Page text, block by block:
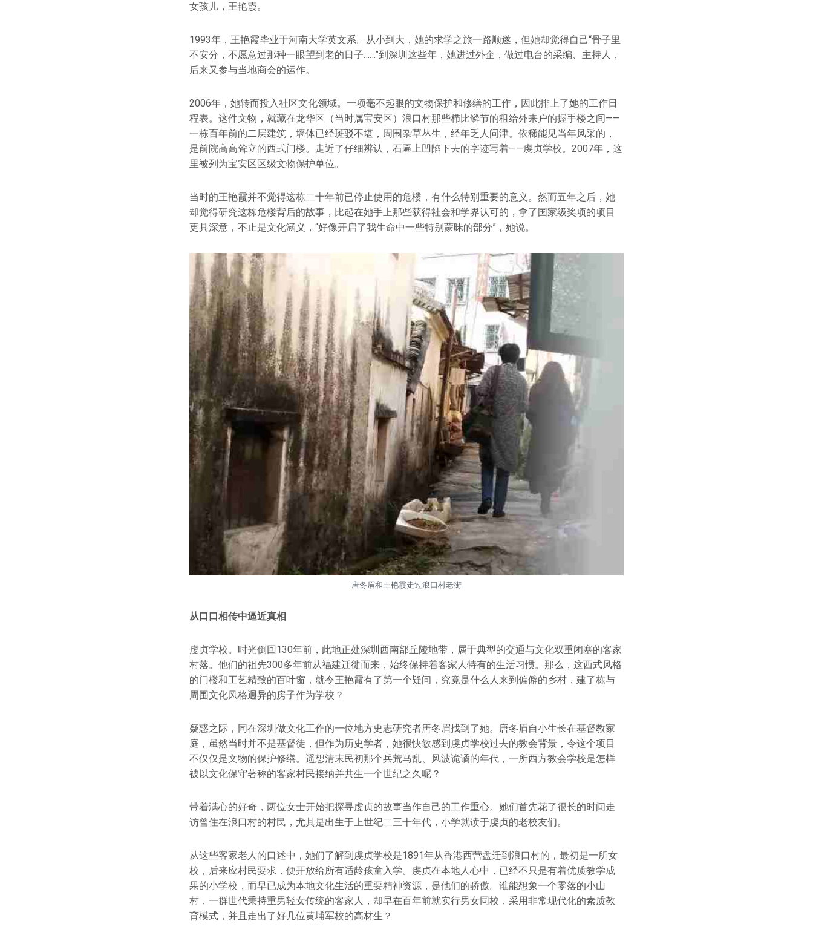
女孩儿，王艳霞。
1993年，王艳霞毕业于河南大学英文系。从小到大，她的求学之旅一路顺遂，但她却觉得自己“骨子里
不安分，不愿意过那种一眼望到老的日子……”到深圳这些年，她进过外企，做过电台的采编、主持人，
后来又参与当地商会的运作。
2006年，她转而投入社区文化领域。一项毫不起眼的文物保护和修缮的工作，因此排上了她的工作日
程表。这件文物，就藏在龙华区（当时属宝安区）浪口村那些栉比鳞节的租给外来户的握手楼之间——
一栋百年前的二层建筑，墙体已经斑驳不堪，周围杂草丛生，经年乏人问津。依稀能见当年风采的，
是前院高高耸立的西式门楼。走近了仔细辨认，石匾上凹陷下去的字迹写着——虔贞学校。2007年，这
里被列为宝安区区级文物保护单位。
当时的王艳霞并不觉得这栋二十年前已停止使用的危楼，有什么特别重要的意义。然而五年之后，她
却觉得研究这栋危楼背后的故事，比起在她手上那些获得社会和学界认可的，拿了国家级奖项的项目
更具深意，不止是文化涵义，“好像开启了我生命中一些特别蒙昧的部分”，她说。
唐冬眉和王艳霞走过浪口村老街
从口口相传中逼近真相
虔贞学校。时光倒回130年前，此地正处深圳西南部丘陵地带，属于典型的交通与文化双重闭塞的客家
村落。他们的祖先300多年前从福建迁徙而来，始终保持着客家人特有的生活习惯。那么，这西式风格
的门楼和工艺精致的百叶窗，就令王艳霞有了第一个疑问，究竟是什么人来到偏僻的乡村，建了栋与
周围文化风格迥异的房子作为学校？
疑惑之际，同在深圳做文化工作的一位地方史志研究者唐冬眉找到了她。唐冬眉自小生长在基督教家
庭，虽然当时并不是基督徒，但作为历史学者，她很快敏感到虔贞学校过去的教会背景，令这个项目
不仅仅是文物的保护修缮。遥想清末民初那个兵荒马乱、风波诡谲的年代，一所西方教会学校是怎样
被以文化保守著称的客家村民接纳并共生一个世纪之久呢？
带着满心的好奇，两位女士开始把探寻虔贞的故事当作自己的工作重心。她们首先花了很长的时间走
访曾住在浪口村的村民，尤其是出生于上世纪二三十年代，小学就读于虔贞的老校友们。
从这些客家老人的口述中，她们了解到虔贞学校是1891年从香港西营盘迁到浪口村的，最初是一所女
校，后来应村民要求，便开放给所有适龄孩童入学。虔贞在本地人心中，已经不只是有着优质教学成
果的小学校，而早已成为本地文化生活的重要精神资源，是他们的骄傲。谁能想象一个零落的小山
村，一群世代秉持重男轻女传统的客家人，却早在百年前就实行男女同校，采用非常现代化的素质教
育模式，并且走出了好几位黄埔军校的高材生？